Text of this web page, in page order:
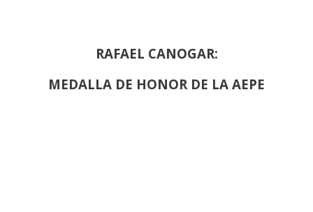
RAFAEL CANOGAR:
MEDALLA DE HONOR DE LA AEPE